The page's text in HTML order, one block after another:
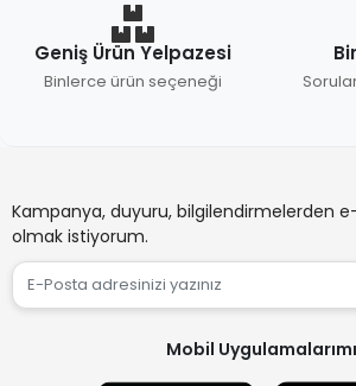
Geniş Ürün Yelpazesi
Binlerce ürün seçeneği
Kampanya, duyuru, bilgilendirmelerden
olmak istiyorum.
Mobil